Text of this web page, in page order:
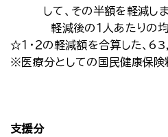
して、その半額を軽減しま
軽減後の１人あたりの
☆１・２の軽減額を合算した、
※医療分としての国民健康保険
支援分